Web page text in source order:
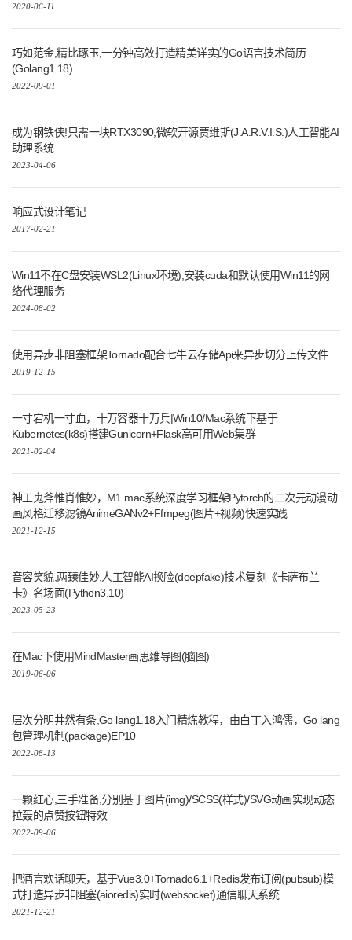
2020-06-11
巧如范金,精比琢玉,一分钟高效打造精美详实的Go语言技术简历
(Golang1.18)
2022-09-01
成为钢铁侠!只需一块RTX3090,微软开源贾维斯(J.A.R.V.I.S.)人工智能AI
助理系统
2023-04-06
响应式设计笔记
2017-02-21
Win11不在C盘安装WSL2(Linux环境),安装cuda和默认使用Win11的网
络代理服务
2024-08-02
使用异步非阻塞框架Tornado配合七牛云存储Api来异步切分上传文件
2019-12-15
一寸宕机一寸血，十万容器十万兵|Win10/Mac系统下基于
Kubernetes(k8s)搭建Gunicorn+Flask高可用Web集群
2021-02-04
神工鬼斧惟肖惟妙，M1 mac系统深度学习框架Pytorch的二次元动漫动
画风格迁移滤镜AnimeGANv2+Ffmpeg(图片+视频)快速实践
2021-12-15
音容笑貌,两臻佳妙,人工智能AI换脸(deepfake)技术复刻《卡萨布兰
卡》名场面(Python3.10)
2023-05-23
在Mac下使用MindMaster画思维导图(脑图)
2019-06-06
层次分明井然有条,Go lang1.18入门精炼教程，由白丁入鸿儒，Go lang
包管理机制(package)EP10
2022-08-13
一颗红心,三手准备,分别基于图片(img)/SCSS(样式)/SVG动画实现动态
拉轰的点赞按钮特效
2022-09-06
把酒言欢话聊天，基于Vue3.0+Tornado6.1+Redis发布订阅(pubsub)模
式打造异步非阻塞(aioredis)实时(websocket)通信聊天系统
2021-12-21